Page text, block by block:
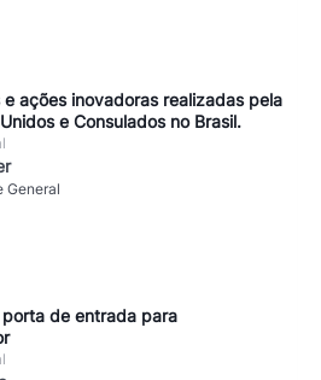
ações inovadoras realizadas pela
e Consulados no Brasil.
General
de entrada para